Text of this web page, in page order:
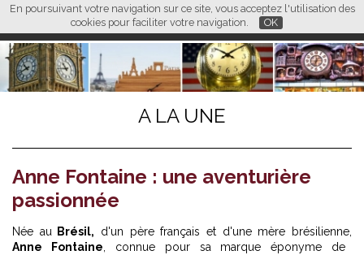
En poursuivant votre navigation sur ce site, vous acceptez l'utilisation des
cookies pour faciliter votre navigation.
OK
FR EN CN
L M
A LA UNE
Anne Fontaine : une aventurière
passionnée
Née au Brésil, d'un père français et d'une mère brésilienne,
Anne Fontaine , connue pour sa marque éponyme de